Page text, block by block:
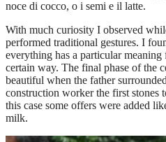
noce di cocco, o i semi e il latte.
With much curiosity I observed
performed traditional gestures. I
everything has a particular
certain way. The final phase of the
beautiful when the father
construction worker the first stones
this case some offers were added
milk.